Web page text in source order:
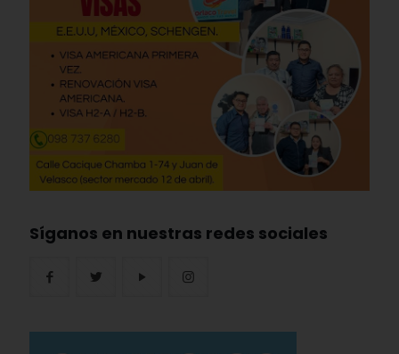
Síganos en nuestras redes sociales